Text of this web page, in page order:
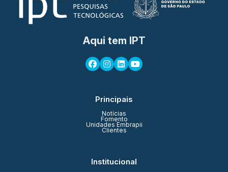
Aqui tem IPT
Principais
Notícias
Fomento
Unidades Embrapii
Clientes
Institucional